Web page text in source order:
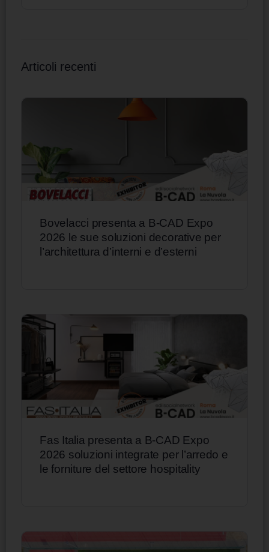
Articoli recenti
Bovelacci presenta a B-CAD Expo
2026 le sue soluzioni decorative per
l’architettura d’interni e d’esterni
Fas Italia presenta a B-CAD Expo
2026 soluzioni integrate per l’arredo e
le forniture del settore hospitality